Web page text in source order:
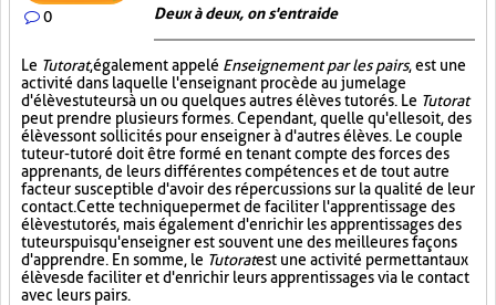
0 Deux à deux, on s'entraide
Le Tutorat, également appelé Enseignement par les pairs, est une
activité dans laquelle l'enseignant procède au jumelage
d'élèves tuteurs à un ou quelques autres élèves tutorés. Le Tutorat
peut prendre plusieurs formes. Cependant, quelle qu'elle soit, des
élèves sont sollicités pour enseigner à d'autres élèves. Le couple
tuteur-tutoré doit être formé en tenant compte des forces des
apprenants, de leurs différentes compétences et de tout autre
facteur susceptible d'avoir des répercussions sur la qualité de leur
contact. Cette technique permet de faciliter l'apprentissage des
élèves tutorés, mais également d'enrichir les apprentissages des
tuteurs puisqu'enseigner est souvent une des meilleures façons
d'apprendre. En somme, le Tutoratest une activité permettant aux
élèves de faciliter et d'enrichir leurs apprentissages via le contact
avec leurs pairs.